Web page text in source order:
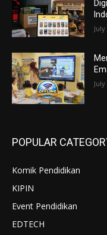
POPULAR
Komik Pendidikan
KIPIN
Event Pendidikan
EDTECH